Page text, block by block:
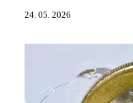
24. 05. 2026